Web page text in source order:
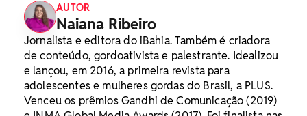
AUTOR
Naiana Ribeiro
Jornalista e editora do iBahia. Também é criadora
de conteúdo, gordoativista e palestrante. Idealizou
e lançou, em 2016, a primeira revista para
adolescentes e mulheres gordas do Brasil, a PLUS.
Venceu os prêmios Gandhi de Comunicação (2019)